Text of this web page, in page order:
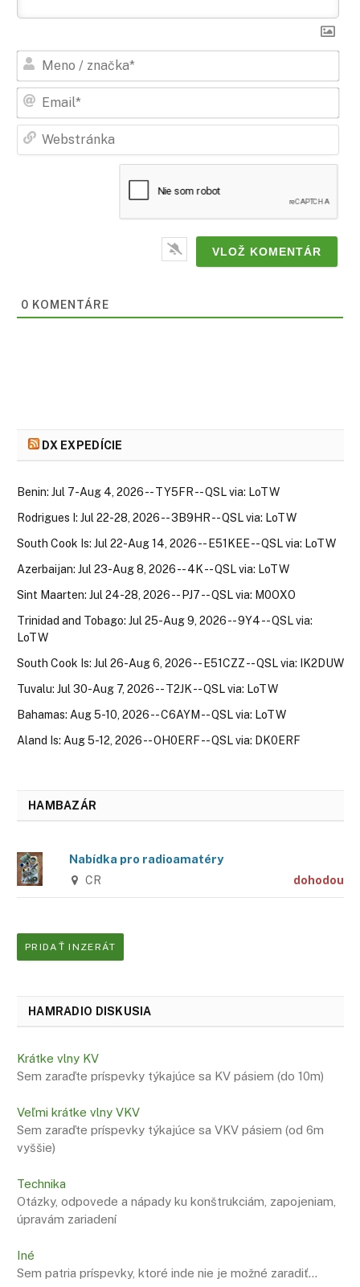
0 KOMENTÁRE
DX EXPEDÍCIE
Benin: Jul 7-Aug 4, 2026 -- TY5FR -- QSL via: LoTW
Rodrigues I: Jul 22-28, 2026 -- 3B9HR -- QSL via: LoTW
South Cook Is: Jul 22-Aug 14, 2026 -- E51KEE -- QSL via: LoTW
Azerbaijan: Jul 23-Aug 8, 2026 -- 4K -- QSL via: LoTW
Sint Maarten: Jul 24-28, 2026 -- PJ7 -- QSL via: M0OXO
Trinidad and Tobago: Jul 25-Aug 9, 2026 -- 9Y4 -- QSL via:
LoTW
South Cook Is: Jul 26-Aug 6, 2026 -- E51CZZ -- QSL via: IK2DUW
Tuvalu: Jul 30-Aug 7, 2026 -- T2JK -- QSL via: LoTW
Bahamas: Aug 5-10, 2026 -- C6AYM -- QSL via: LoTW
Aland Is: Aug 5-12, 2026 -- OH0ERF -- QSL via: DK0ERF
HAMBAZÁR
Nabídka pro radioamatéry
CR dohodou
PRIDAŤ INZERÁT
HAMRADIO DISKUSIA
Krátke vlny KV
Sem zaraďte príspevky týkajúce sa KV pásiem (do 10m)
Veľmi krátke vlny VKV
Sem zaraďte príspevky týkajúce sa VKV pásiem (od 6m
vyššie)
Technika
Otázky, odpovede a nápady ku konštrukciám, zapojeniam,
úpravám zariadení
Iné
Sem patria príspevky, ktoré inde nie je možné zaradiť…